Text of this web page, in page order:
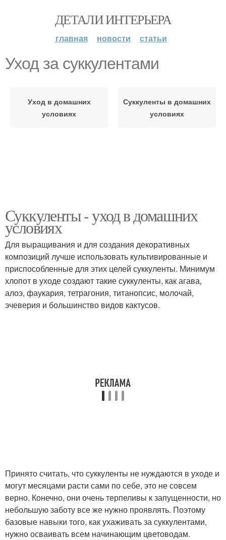
ДЕТАЛИ ИНТЕРЬЕРА
главная новости статьи
Уход за суккулентами
Уход в домашних
условиях
Суккуленты в домашних
условиях
Суккуленты - уход в домашних
условиях
Для выращивания и для создания декоративных
композиций лучше использовать культивированные и
приспособленные для этих целей суккуленты. Минимум
хлопот в уходе создают такие суккуленты, как агава,
алоэ, фаукария, тетрагония, титанопсис, молочай,
эчеверия и большинство видов кактусов.
Принято считать, что суккуленты не нуждаются в уходе и
могут месяцами расти сами по себе, это не совсем
верно. Конечно, они очень терпеливы к запущенности, но
небольшую заботу все же нужно проявлять. Поэтому
базовые навыки того, как ухаживать за суккулентами,
нужно осваивать всем начинающим цветоводам.